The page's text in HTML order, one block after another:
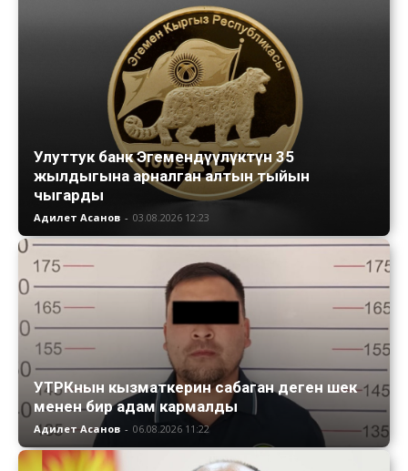
Улуттук банк Эгемендүүлүктүн 35
жылдыгына арналган алтын тыйын
чыгарды
Адилет Асанов - 03.08.2026 12:23
УТРКнын кызматкерин сабаган деген шек
менен бир адам кармалды
Адилет Асанов - 06.08.2026 11:22